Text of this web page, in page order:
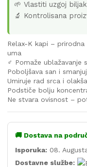
🌱 Vlastiti uzgoj
🔬 Kontrolisana
Relax-K kapi –
uma
‍♂️ Pomaže ublažavanje
Poboljšava san i
Umiruje rad srca i
Podstiče bolju
Ne stvara ovisnost –
🚚 Dostava na
Isporuka: 08.
Dostavne službe: